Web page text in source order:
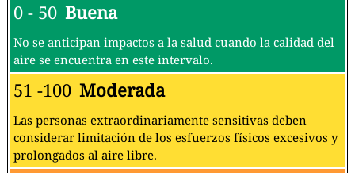
0 - 50 Buena
No se anticipan impactos a la salud cuando la calidad del
aire se encuentra en este intervalo.
51 -100 Moderada
Las personas extraordinariamente sensitivas deben
considerar limitación de los esfuerzos físicos excesivos y
prolongados al aire libre.